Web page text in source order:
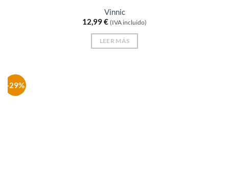
Vinnic
12,99€ (IVA incluido)
LEER MÁS
-29%